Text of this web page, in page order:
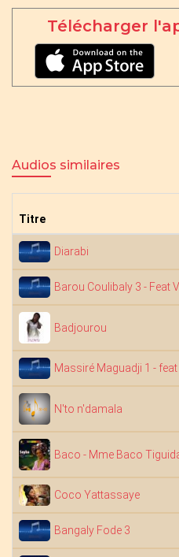
Télécharger
Audios similaires
Titre
Diarabi
Barou Coulibaly 3 - Feat
Badjourou
Massiré Maguadji 1 -
N'to n'damala
Baco - Mme Baco
Coco Yattassaye
Bangaly Fode 3